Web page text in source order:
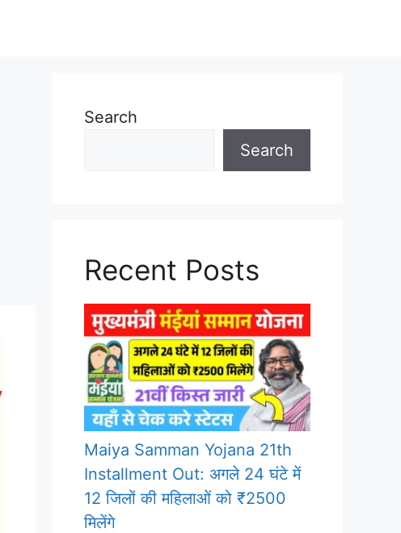
Search
Search
Recent Posts
Maiya Samman Yojana 21th
Installment Out: अगले 24 घंटे में
12 जिलों की महिलाओं को ₹2500
मिलेंगे